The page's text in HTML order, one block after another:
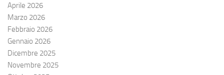
Aprile 2026
Marzo 2026
Febbraio 2026
Gennaio 2026
Dicembre 2025
Novembre 2025